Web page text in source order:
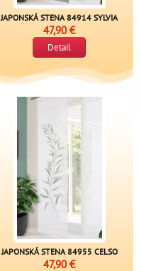
JAPONSKÁ STENA 84914 SYLVIA
47,90 €
Detail
JAPONSKÁ STENA 84955 CELSO
47,90 €